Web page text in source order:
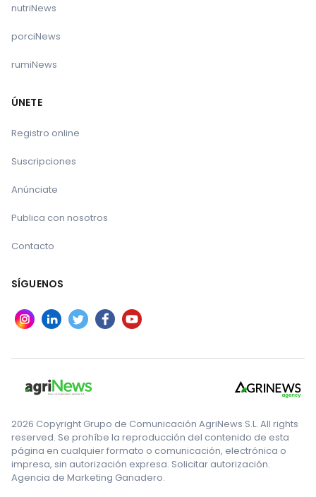
nutriNews
porciNews
rumiNews
ÚNETE
Registro online
Suscripciones
Anúnciate
Publica con nosotros
Contacto
SÍGUENOS
2026 Copyright Grupo de Comunicación AgriNews S.L. All rights
reserved. Se prohíbe la reproducción del contenido de esta
página en cualquier formato o comunicación, electrónica o
impresa, sin autorización expresa. Solicitar autorización.
Agencia de Marketing Ganadero.